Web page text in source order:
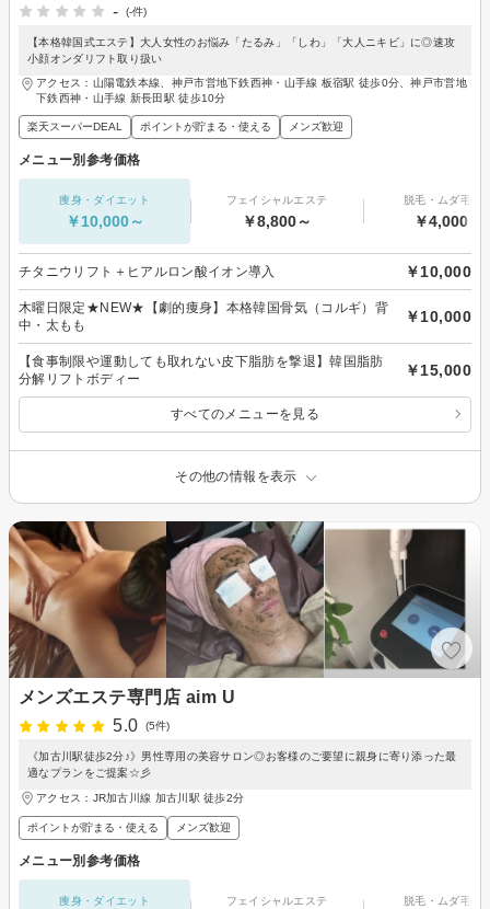
-
(-件)
【本格韓国式エステ】大人女性のお悩み「たるみ」「しわ」「大人ニキビ」に◎速攻
小顔オンダリフト取り扱い
アクセス：山陽電鉄本線、神戸市営地下鉄西神・山手線 板宿駅 徒歩0分、神戸市営地
下鉄西神・山手線 新長田駅 徒歩10分
楽天スーパーDEAL ポイントが貯まる・使える メンズ歓迎
メニュー別参考価格
痩身・ダイエット
￥10,000～
フェイシャルエステ
￥8,800～
脱毛・ムダ毛処
￥4,000～
チタニウリフト＋ヒアルロン酸イオン導入 ￥10,000
木曜日限定★NEW★【劇的痩身】本格韓国骨気（コルギ）背
中・太もも
￥10,000
【食事制限や運動しても取れない皮下脂肪を撃退】韓国脂肪
分解リフトボディー
￥15,000
すべてのメニューを見る
その他の情報を表示
メンズエステ専門店 aim U
5.0
(5件)
《加古川駅徒歩2分♪》男性専用の美容サロン◎お客様のご要望に親身に寄り添った最
適なプランをご提案☆彡
アクセス：JR加古川線 加古川駅 徒歩2分
ポイントが貯まる・使える メンズ歓迎
メニュー別参考価格
痩身・ダイエット フェイシャルエステ 脱毛・ムダ毛処